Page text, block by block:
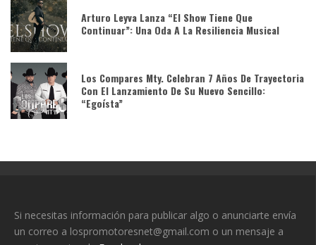
Arturo Leyva Lanza “El Show Tiene Que
Continuar”: Una Oda A La Resiliencia Musical
Los Compares Mty. Celebran 7 Años De Trayectoria
Con El Lanzamiento De Su Nuevo Sencillo:
“Egoísta”
Si necesitas información para publicar algo o anunciarte envía
un correo a lospromotoresnet@gmail.com o un mensaje a